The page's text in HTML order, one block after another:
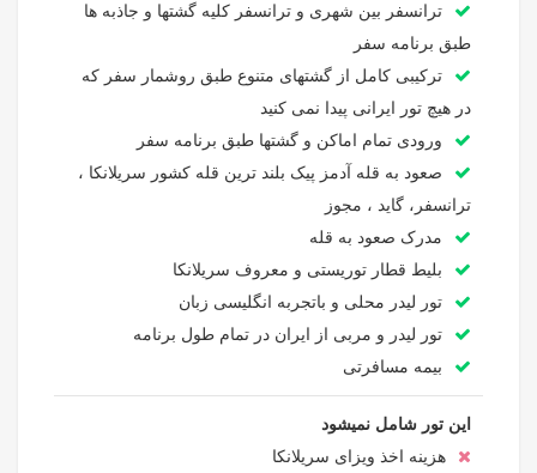
ترانسفر بین شهری و ترانسفر کلیه گشتها و جاذبه ها
طبق برنامه سفر
ترکیبی کامل از گشتهای متنوع طبق روشمار سفر که
در هیچ تور ایرانی پیدا نمی کنید
ورودی تمام اماکن و گشتها طبق برنامه سفر
صعود به قله آدمز پیک بلند ترین قله کشور سریلانکا ،
ترانسفر، گاید ، مجوز
مدرک صعود به قله
بلیط قطار توریستی و معروف سریلانکا
تور لیدر محلی و باتجربه انگلیسی زبان
تور لیدر و مربی از ایران در تمام طول برنامه
بیمه مسافرتی
این تور شامل نمیشود
هزینه اخذ ویزای سریلانکا